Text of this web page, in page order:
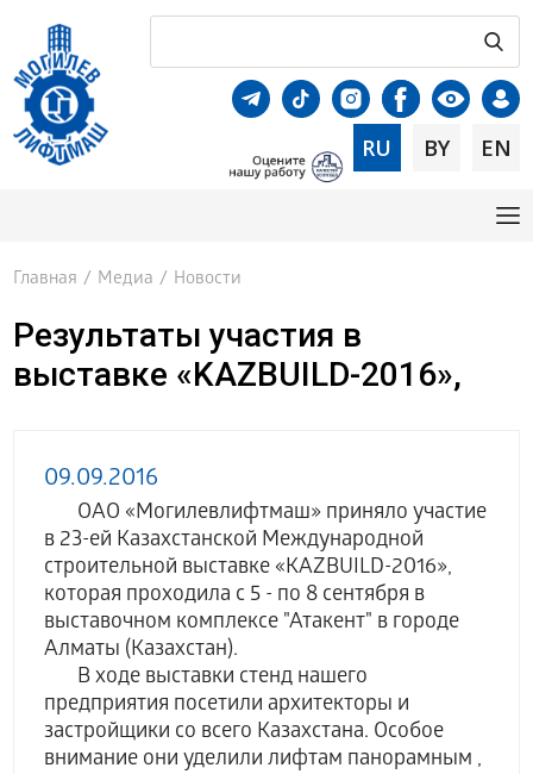
RU BY EN
Главная / Медиа / Новости
Результаты участия в
выставке «KAZBUILD-2016»,
09.09.2016
ОАО «Могилевлифтмаш» приняло участие
в 23-ей Казахстанской Международной
строительной выставке «KAZBUILD-2016»,
которая проходила с 5 - по 8 сентября в
выставочном комплексе "Атакент" в городе
Алматы (Казахстан).
В ходе выставки стенд нашего
предприятия посетили архитекторы и
застройщики со всего Казахстана. Особое
внимание они уделили лифтам панорамным ,